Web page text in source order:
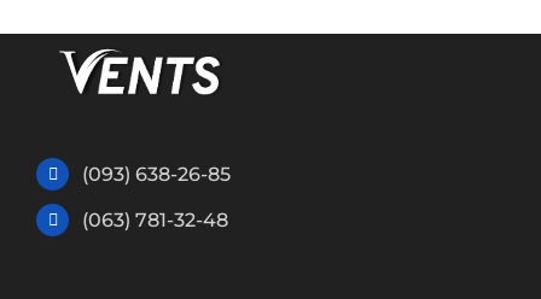
(093) 638-26-85
(063) 781-32-48